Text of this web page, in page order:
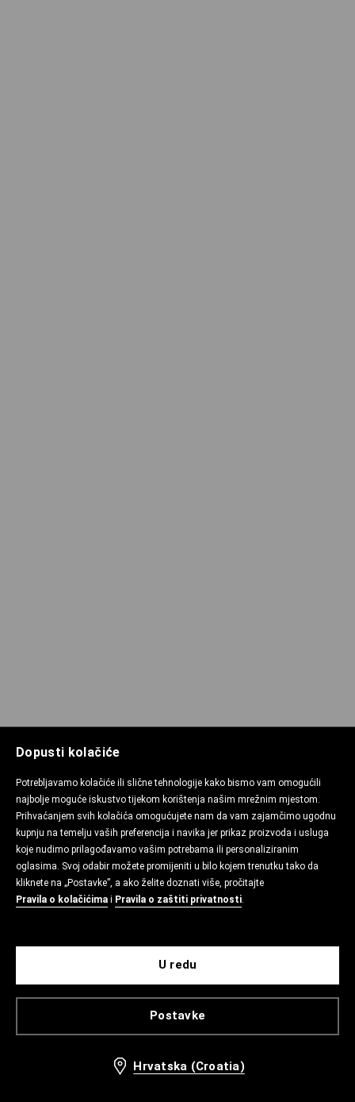
Dopusti kolačiće
Potrebljavamo kolačiće ili slične tehnologije kako bismo vam omogućili
najbolje moguće iskustvo tijekom korištenja našim mrežnim mjestom.
Prihvaćanjem svih kolačića omogućujete nam da vam zajamčimo ugodnu
kupnju na temelju vaših preferencija i navika jer prikaz proizvoda i usluga
koje nudimo prilagođavamo vašim potrebama ili personaliziranim
oglasima. Svoj odabir možete promijeniti u bilo kojem trenutku tako da
kliknete na „Postavke”, a ako želite doznati više, pročitajte
Pravila o kolačićima i Pravila o zaštiti privatnosti.
Postavke
U redu
Hrvatska (Croatia)